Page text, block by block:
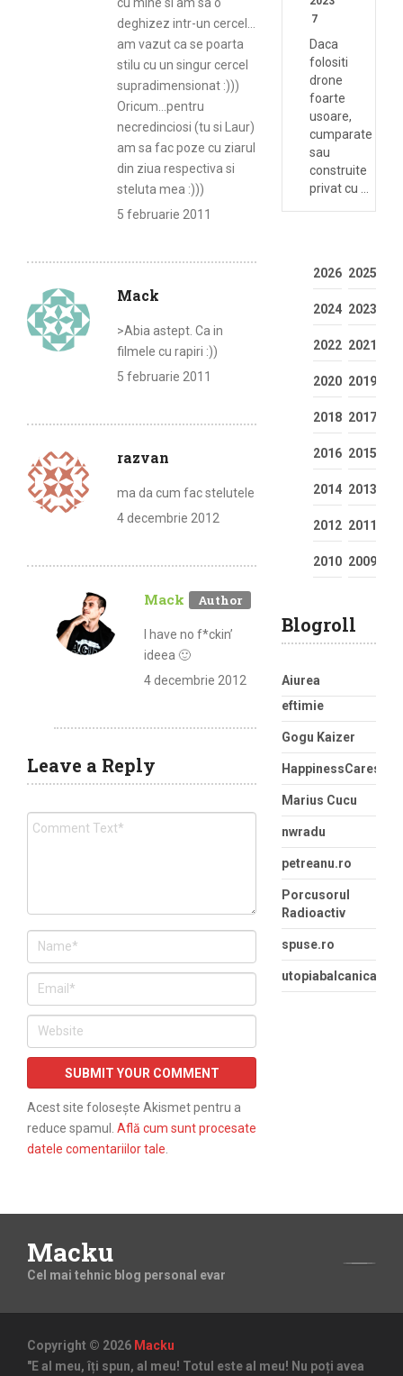
deghizez intr-un cercel…
am vazut ca se poarta
stilu cu un singur cercel
supradimensionat :)))
Oricum…pentru
necredinciosi (tu si Laur)
am sa fac poze cu ziarul
din ziua respectiva si
steluta mea :)))
5 februarie 2011
Mack
>Abia astept. Ca in
filmele cu rapiri :))
5 februarie 2011
razvan
ma da cum fac stelutele
4 decembrie 2012
Mack
I have no f*ckin’
ideea 🙂
4 decembrie 2012
Leave a Reply
Acest site folosește Akismet pentru a
reduce spamul. Află cum sunt procesate
datele comentariilor tale
7
Daca
folositi
drone
foarte
usoare,
cumparate
sau
construite
privat cu …
2026 2025
2024 2023
2022 2021
2020 2019
2018 2017
2016 2015
2014 2013
2012 2011
2010 2009
Blogroll
Aiurea
eftimie
Gogu Kaizer
HappinessCaress
Marius Cucu
nwradu
petreanu.ro
Porcusorul
Radioactiv
spuse.ro
utopiabalcanica
Macku
Cel mai tehnic blog personal evar
Copyright © 2026 Macku
"E al meu, îți spun, al meu! Totul este al meu! Nu poți avea